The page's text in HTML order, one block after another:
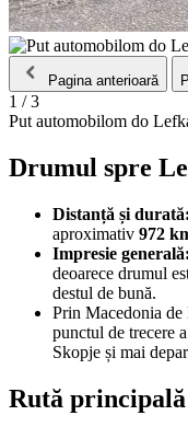
Pagina anterioară
1 /3
Put automobilom do
Drumul spre
Distanță și durată:
aproximativ 972
Impresie generală:
deoarece drumul
destul de bună.
Prin Macedonia de
punctul de trecere
Skopje și mai
Rută